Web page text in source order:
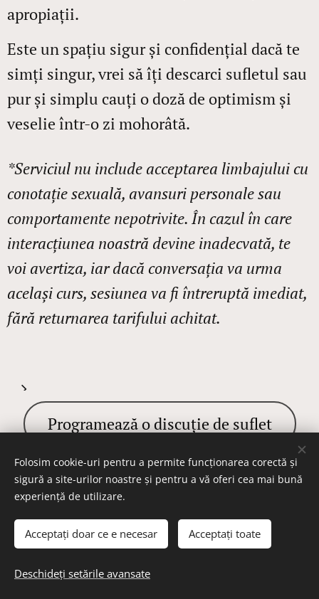
apropiații.
Este un spațiu sigur și confidențial dacă te
simți singur, vrei să îți descarci sufletul sau
pur și simplu cauți o doză de optimism și
veselie într-o zi mohorâtă.
*Serviciul nu include acceptarea limbajului cu
conotație sexuală, avansuri personale sau
comportamente nepotrivite. În cazul în care
interacțiunea noastră devine inadecvată, te
voi avertiza, iar dacă conversația va urma
același curs, sesiunea va fi întreruptă imediat,
fără returnarea tarifului achitat.
Programează o discuție de suflet
Consiliere în parapsihologie
Este un spațiu de discuție și explorare
Folosim cookie-uri pentru a permite funcționarea corectă și
sigură a site-urilor noastre și pentru a vă oferi cea mai bună
experiență de utilizare.
Acceptați doar ce e necesar Acceptați toate
Deschideți setările avansate